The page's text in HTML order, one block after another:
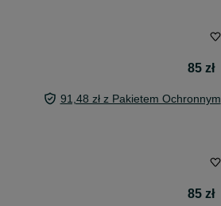
85 zł
91,48 zł z Pakietem Ochronnym
85 zł